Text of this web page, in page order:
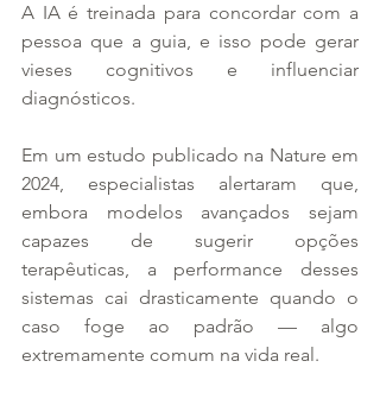
A IA é treinada para concordar com a
pessoa que a guia, e isso pode gerar
vieses cognitivos e influenciar
diagnósticos.
Em um estudo publicado na Nature em
2024, especialistas alertaram que,
embora modelos avançados sejam
capazes de sugerir opções
terapêuticas, a performance desses
sistemas cai drasticamente quando o
caso foge ao padrão — algo
extremamente comum na vida real.